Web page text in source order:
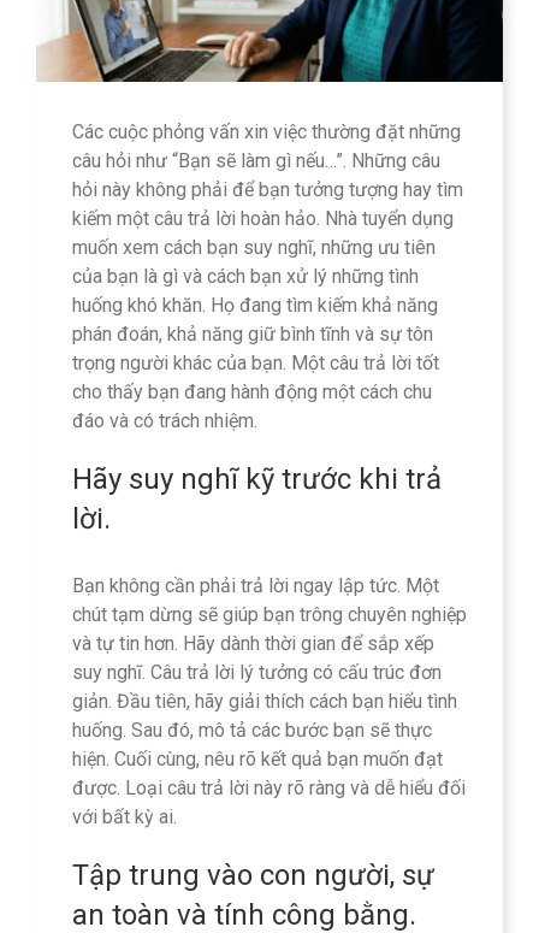
Các cuộc phỏng vấn xin việc thường đặt những
câu hỏi như “Bạn sẽ làm gì nếu…”. Những câu
hỏi này không phải để bạn tưởng tượng hay tìm
kiếm một câu trả lời hoàn hảo. Nhà tuyển dụng
muốn xem cách bạn suy nghĩ, những ưu tiên
của bạn là gì và cách bạn xử lý những tình
huống khó khăn. Họ đang tìm kiếm khả năng
phán đoán, khả năng giữ bình tĩnh và sự tôn
trọng người khác của bạn. Một câu trả lời tốt
cho thấy bạn đang hành động một cách chu
đáo và có trách nhiệm.
Hãy suy nghĩ kỹ trước khi trả
lời.
Bạn không cần phải trả lời ngay lập tức. Một
chút tạm dừng sẽ giúp bạn trông chuyên nghiệp
và tự tin hơn. Hãy dành thời gian để sắp xếp
suy nghĩ. Câu trả lời lý tưởng có cấu trúc đơn
giản. Đầu tiên, hãy giải thích cách bạn hiểu tình
huống. Sau đó, mô tả các bước bạn sẽ thực
hiện. Cuối cùng, nêu rõ kết quả bạn muốn đạt
được. Loại câu trả lời này rõ ràng và dễ hiểu đối
với bất kỳ ai.
Tập trung vào con người, sự
an toàn và tính công bằng.